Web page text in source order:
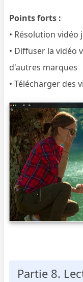
Points forts :
• Résolution vidéo
• Diffuser la vidéo
d'autres marques
• Télécharger des
Partie 8.